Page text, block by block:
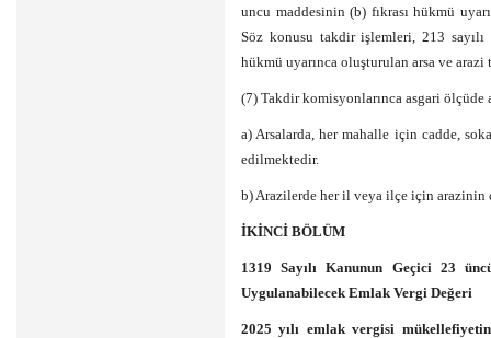
uncu maddesinin (b) fıkrası hükmü
Söz konusu takdir işlemleri, 213
hükmü uyarınca oluşturulan arsa ve
(7) Takdir komisyonlarınca asgari
a) Arsalarda, her mahalle için cadde,
edilmektedir.
b) Arazilerde her il veya ilçe için arazinin
İKİNCİ BÖLÜM
1319 Sayılı Kanunun Geçici 23
Uygulanabilecek Emlak Vergi Değeri
2025 yılı emlak vergisi